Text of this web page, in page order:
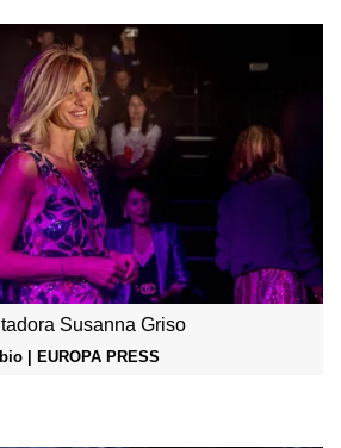
Susanna Griso
| EUROPA PRESS